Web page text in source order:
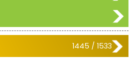
1445 / 1533